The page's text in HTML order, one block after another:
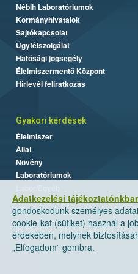
Adatkezelési
gondoskodunk személyes
cookie-kat (sütiket) használ a
érdekében, melynek
„Elfogadom” gombra.
Nébih Laboratóriumok
Kormányhivatalok
Sajtókapcsolat
Ügyfélszolgálat
Hatósági jogsegély
Élelmiszermentő Központ
Hírlevél feliratkozás
Gyakori kérdések
Élelmiszer
Állat
Növény
Laboratóriumok